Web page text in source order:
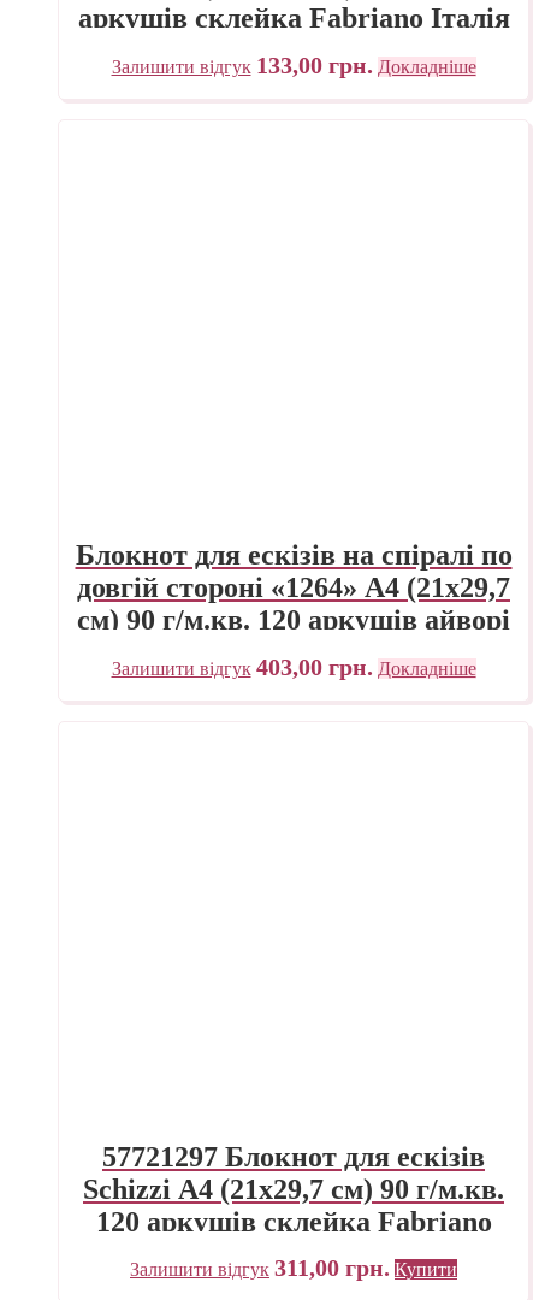
аркушів склейка Fabriano Італія
Залишити відгук 133,00 грн. Докладніше
Блокнот для ескізів на спіралі по
довгій стороні «1264» А4 (21х29,7
см) 90 г/м.кв. 120 аркушів айворі
Fabriano
Залишити відгук 403,00 грн. Докладніше
57721297 Блокнот для ескізів
Schizzi А4 (21х29,7 см) 90 г/м.кв.
120 аркушів склейка Fabriano
Італія
Залишити відгук 311,00 грн. Купити